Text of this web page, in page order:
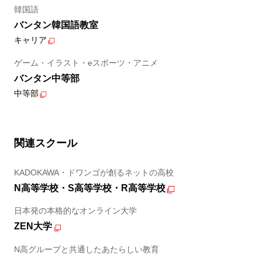
韓国語
バンタン韓国語教室
キャリア
ゲーム・イラスト・eスポーツ・アニメ
バンタン中等部
中等部
関連スクール
KADOKAWA・ドワンゴが創るネットの高校
N高等学校・S高等学校・R高等学校
日本発の本格的なオンライン大学
ZEN大学
N高グループと共通したあたらしい教育